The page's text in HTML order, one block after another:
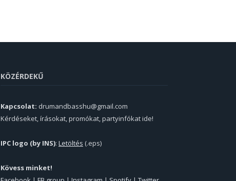
KÖZÉRDEKŰ
Kapcsolat: drumandbasshu@gmail.com
Kérdéseket, írásokat, promókat, partyinfókat ide!
IPC logo (by INS): Letöltés (.eps)
Kövess minket!